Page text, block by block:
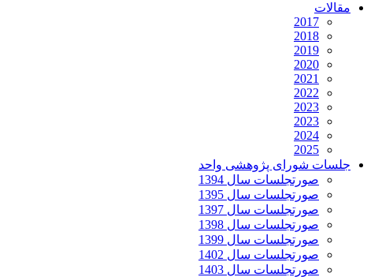
مقالات
2017
2018
2019
2020
2021
2022
2023
2023
2024
2025
جلسات شورای پژوهشی واحد
صورتجلسات سال 1394
صورتجلسات سال 1395
صورتجلسات سال 1397
صورتجلسات سال 1398
صورتجلسات سال 1399
صورتجلسات سال 1402
صورتجلسات سال 1403